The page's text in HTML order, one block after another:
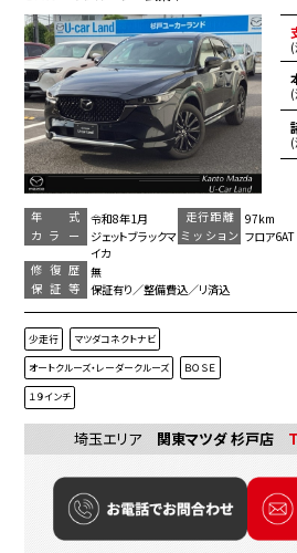
年 式 令和8年1月 走行距離 97km
カラー
ジェットブラックマ
イカ
ミッション フロア6AT
修復歴
無
保証等
保証有り／整備費込／リ済込
少走行 マツダコネクトナビ
オートクルーズ・レーダークルーズ ＢＯＳＥ
１９インチ
埼玉エリア 関東マツダ 杉戸店